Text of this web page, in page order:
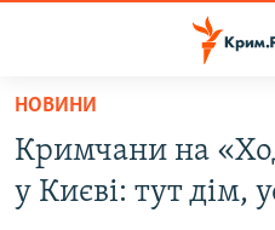
Перейти
основного
матеріалу
Перейти
ВОДА.КРИМ
ВІДЕО ТА ФОТО
НОВИНИ
Кримчани на
у Києві: тут дім,